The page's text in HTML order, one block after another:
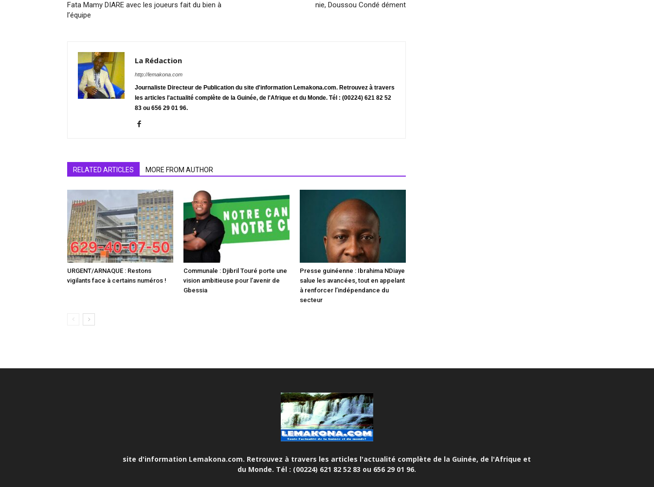
Fata Mamy DIARE avec les joueurs fait du bien à
l’équipe
nie, Doussou Condé dément
La Rédaction
http://lemakona.com
Journaliste Directeur de Publication du site d'information Lemakona.com. Retrouvez à travers
les articles l'actualité complète de la Guinée, de l'Afrique et du Monde. Tél : (00224) 621 82 52
83 ou 656 29 01 96.
RELATED ARTICLES MORE FROM AUTHOR
URGENT/ARNAQUE : Restons
vigilants face à certains numéros !
Communale : Djibril Touré porte une
vision ambitieuse pour l’avenir de
Gbessia
Presse guinéenne : Ibrahima NDiaye
salue les avancées, tout en appelant
à renforcer l’indépendance du
secteur
site d'information Lemakona.com. Retrouvez à travers les articles l'actualité complète de la Guinée, de l'Afrique et
du Monde. Tél : (00224) 621 82 52 83 ou 656 29 01 96.